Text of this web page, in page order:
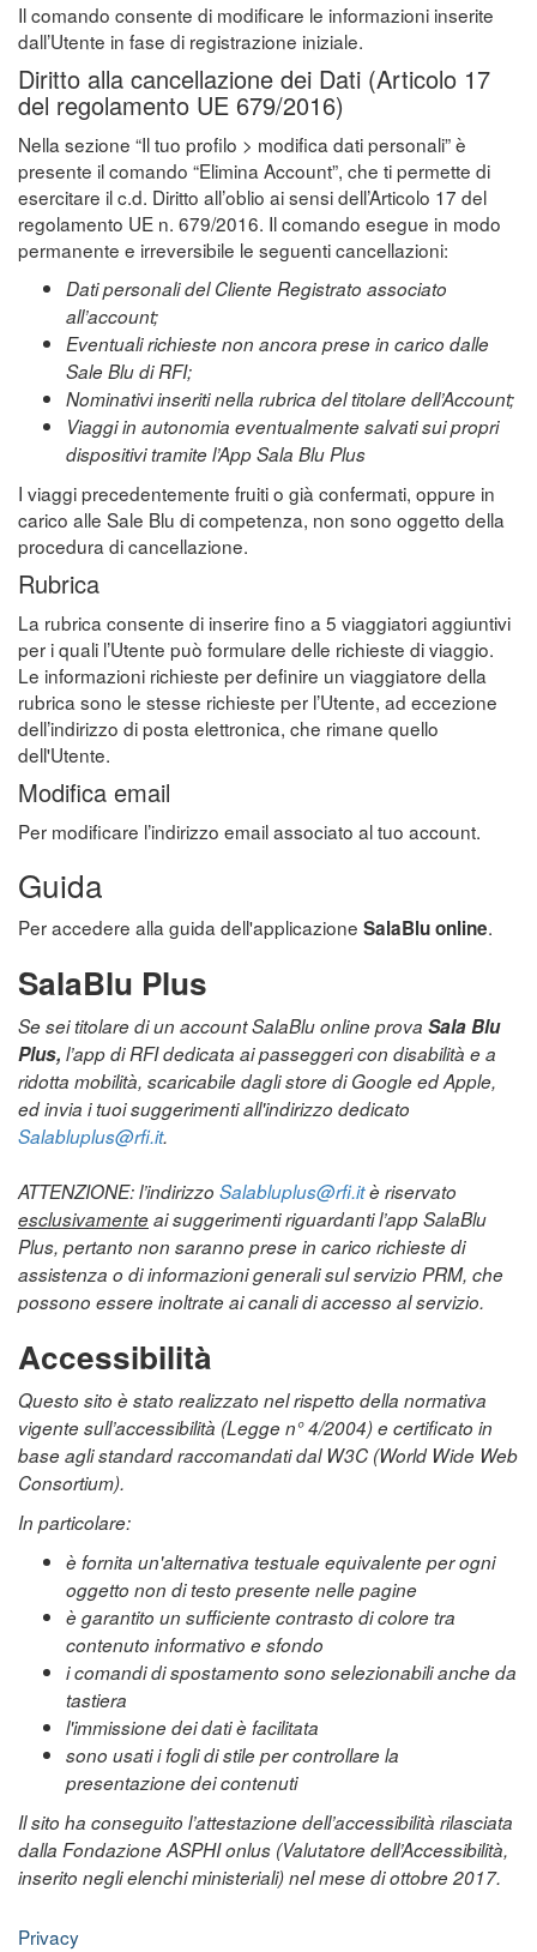
Il comando consente di modificare le informazioni inserite
dall’Utente in fase di registrazione iniziale.
Diritto alla cancellazione dei Dati (Articolo 17
del regolamento UE 679/2016)
Nella sezione “Il tuo profilo > modifica dati personali” è
presente il comando “Elimina Account”, che ti permette di
esercitare il c.d. Diritto all’oblio ai sensi dell’Articolo 17 del
regolamento UE n. 679/2016. Il comando esegue in modo
permanente e irreversibile le seguenti cancellazioni:
Dati personali del Cliente Registrato associato
all’account;
Eventuali richieste non ancora prese in carico dalle
Sale Blu di RFI;
Nominativi inseriti nella rubrica del titolare dell’Account;
Viaggi in autonomia eventualmente salvati sui propri
dispositivi tramite l’App Sala Blu Plus
I viaggi precedentemente fruiti o già confermati, oppure in
carico alle Sale Blu di competenza, non sono oggetto della
procedura di cancellazione.
Rubrica
La rubrica consente di inserire fino a 5 viaggiatori aggiuntivi
per i quali l’Utente può formulare delle richieste di viaggio.
Le informazioni richieste per definire un viaggiatore della
rubrica sono le stesse richieste per l’Utente, ad eccezione
dell’indirizzo di posta elettronica, che rimane quello
dell'Utente.
Modifica email
Per modificare l’indirizzo email associato al tuo account.
Guida
Per accedere alla guida dell'applicazione SalaBlu online.
SalaBlu Plus
Se sei titolare di un account SalaBlu online prova Sala Blu
Plus, l’app di RFI dedicata ai passeggeri con disabilità e a
ridotta mobilità, scaricabile dagli store di Google ed Apple,
ed invia i tuoi suggerimenti all'indirizzo dedicato
Salabluplus@rfi.it.
ATTENZIONE: l’indirizzo Salabluplus@rfi.itè riservato
esclusivamenteai suggerimenti riguardanti l’app SalaBlu
Plus, pertanto non saranno prese in carico richieste di
assistenza o di informazioni generali sul servizio PRM, che
possono essere inoltrate ai canali di accesso al servizio.
Accessibilità
Questo sito è stato realizzato nel rispetto della normativa
vigente sull’accessibilità (Legge n° 4/2004) e certificato in
base agli standard raccomandati dal W3C (World Wide Web
Consortium).
In particolare:
è fornita un'alternativa testuale equivalente per ogni
oggetto non di testo presente nelle pagine
è garantito un sufficiente contrasto di colore tra
contenuto informativo e sfondo
i comandi di spostamento sono selezionabili anche da
tastiera
l'immissione dei dati è facilitata
sono usati i fogli di stile per controllare la
presentazione dei contenuti
Il sito ha conseguito l’attestazione dell’accessibilità rilasciata
dalla Fondazione ASPHI onlus (Valutatore dell’Accessibilità,
inserito negli elenchi ministeriali) nel mese di ottobre 2017.
Privacy